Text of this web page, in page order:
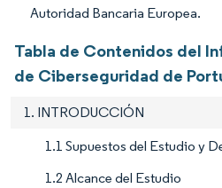
Autoridad Bancaria Europea.
Tabla de Contenidos del
de Ciberseguridad de
1. INTRODUCCIÓN
1.1 Supuestos del Estudio y
1.2 Alcance del Estudio